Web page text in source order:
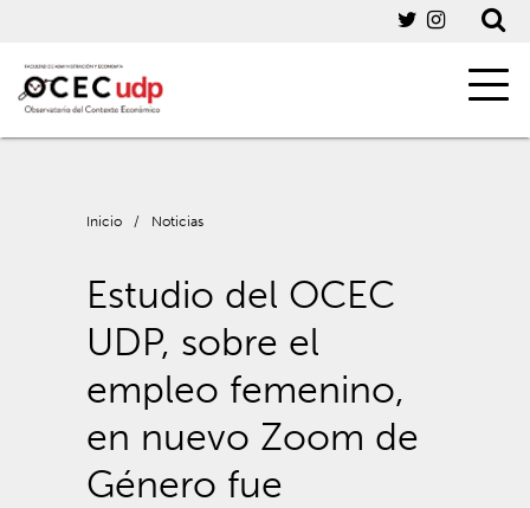
Inicio / Noticias
Estudio del OCEC
UDP, sobre el
empleo femenino,
en nuevo Zoom de
Género fue